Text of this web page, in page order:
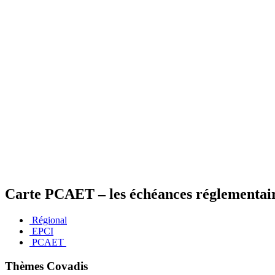
Carte PCAET – les échéances
Régional
EPCI
PCAET
Thèmes Covadis